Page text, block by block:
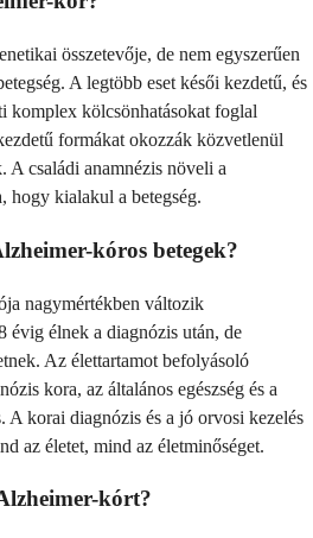
összetevője, de nem egyszerűen
A legtöbb eset késői kezdetű, és
komplex kölcsönhatásokat foglal
formákat okozzák közvetlenül
A családi anamnézis növeli a
hogy kialakul a betegség.
kóros betegek?
nagymértékben változik
évig élnek a diagnózis után, de
Az élettartamot befolyásoló
kora, az általános egészség és a
A korai diagnózis és a jó orvosi kezelés
az életet, mind az életminőséget.
kórt?